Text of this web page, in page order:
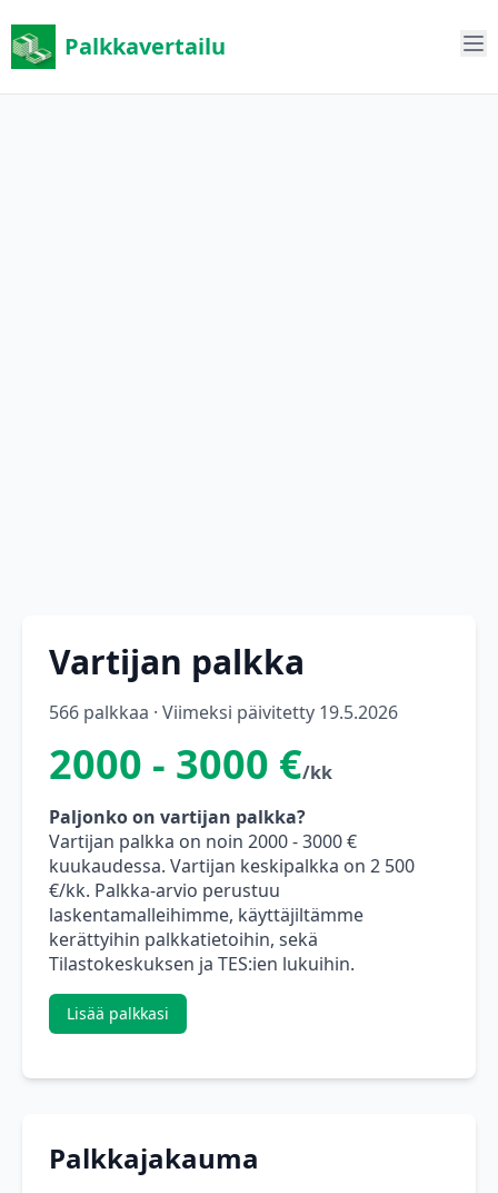
Palkkavertailu
Vartijan palkka
566 palkkaa · Viimeksi päivitetty 19.5.2026
2000 - 3000 €/kk
Paljonko on vartijan palkka?
Vartijan palkka on noin 2000 - 3000 €
kuukaudessa. Vartijan keskipalkka on 2 500
€/kk. Palkka-arvio perustuu
laskentamalleihimme, käyttäjiltämme
kerättyihin palkkatietoihin, sekä
Tilastokeskuksen ja TES:ien lukuihin.
Lisää palkkasi
Palkkajakauma